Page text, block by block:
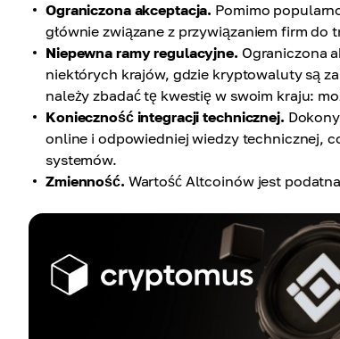
Ograniczona akceptacja. Pomimo
głównie związane z przywiązaniem firm do
Niepewna ramy regulacyjne. Ograniczona
niektórych krajów, gdzie kryptowaluty są
należy zbadać tę kwestię w swoim kraju:
Konieczność integracji technicznej.
online i odpowiedniej wiedzy technicznej,
systemów.
Zmienność. Wartość Altcoinów jest